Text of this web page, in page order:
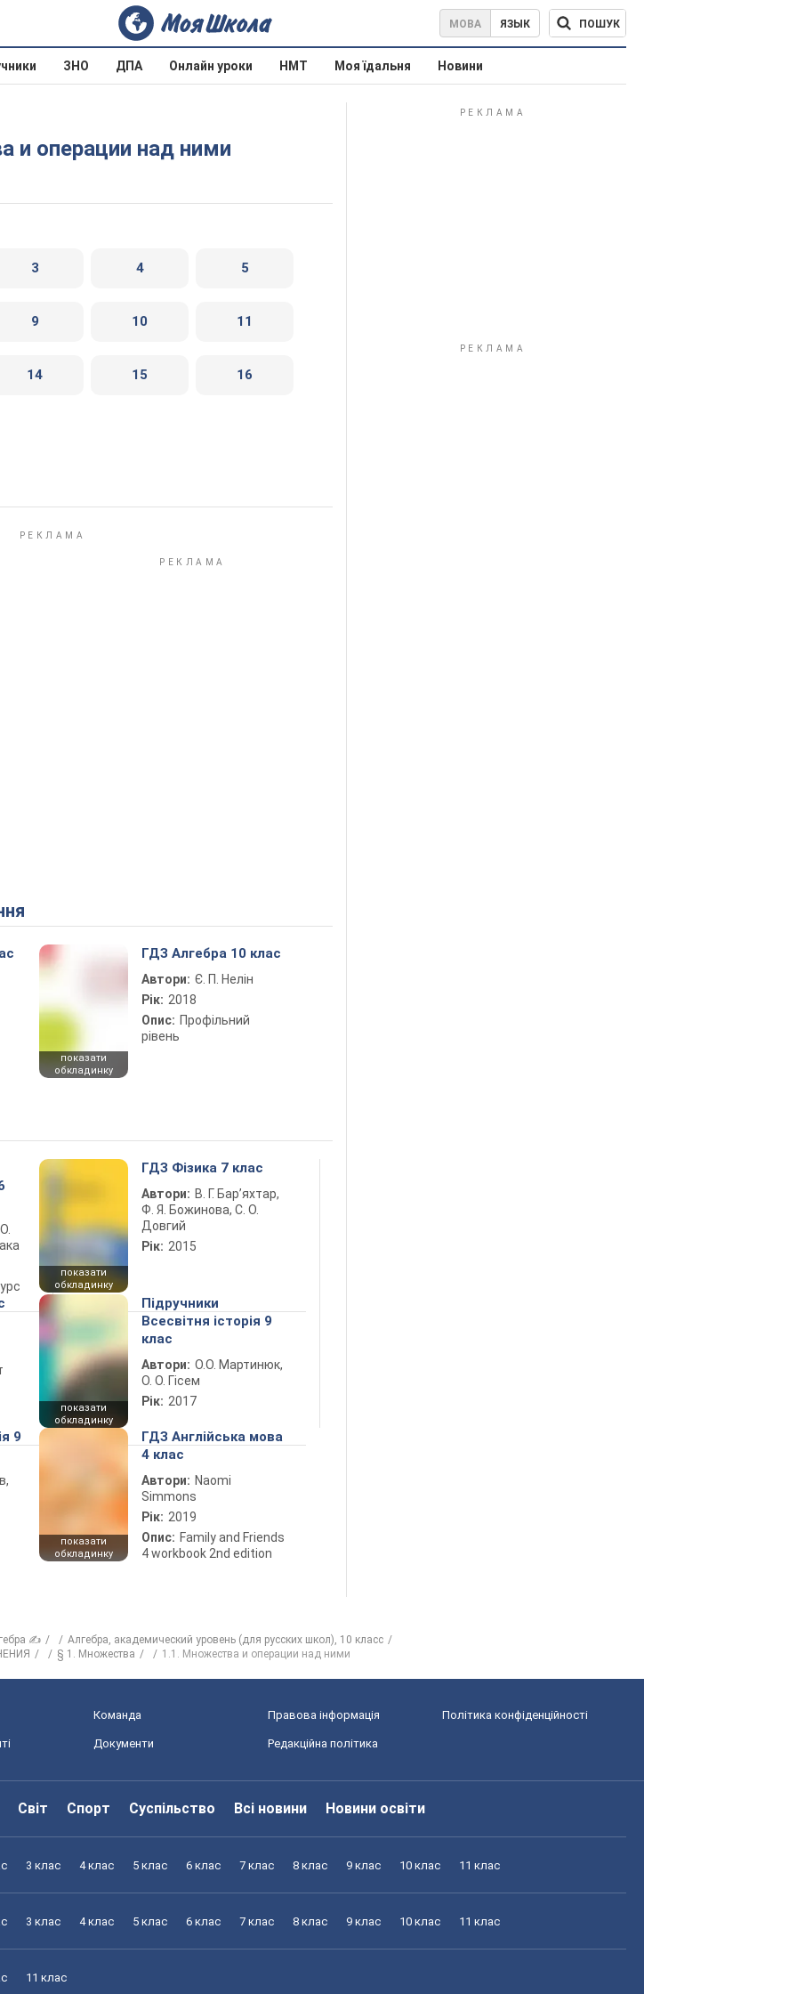
МОВА ЯЗЫК ПОШУК
ЗНО ДПА Онлайн уроки НМТ Моя їдальня Новини
и операции над ними
3 4 5
9 10 11
14 15 16
показати
обкладинку
ГДЗ Алгебра 10 клас
Автори: Є. П. Нелін
Рік: 2018
Опис: Профільний
рівень
показати
обкладинку
ГДЗ Фізика 7 клас
Автори: В. Г. Бар’яхтар,
Ф. Я. Божинова, С. О.
Довгий
Рік: 2015
показати
обкладинку
Підручники
Всесвітня історія 9
клас
Автори: О.О. Мартинюк,
О. О. Гісем
Рік: 2017
9
показати
обкладинку
ГДЗ Англійська мова
4 клас
Автори: Naomi
Simmons
Рік: 2019
Опис: Family and Friends
4 workbook 2nd edition
✍
Алгебра, академический уровень (для русских школ), 10 класс
§ 1. Множества 1.1. Множества и операции над ними
Команда Правова інформація Політика конфіденційності
Документи Редакційна політика
Світ Спорт Суспільство Всі новини Новини освіти
3 клас 4 клас 5 клас 6 клас 7 клас 8 клас 9 клас 10 клас 11 клас
3 клас 4 клас 5 клас 6 клас 7 клас 8 клас 9 клас 10 клас 11 клас
11 клас